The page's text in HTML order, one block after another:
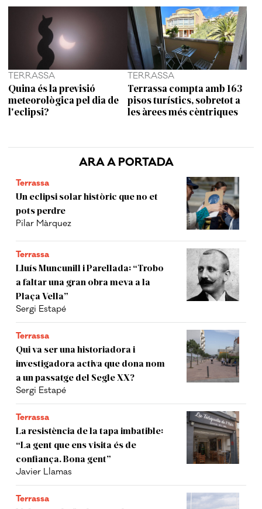
ARA A PORTADA
Terrassa
Un eclipsi solar històric que no et
pots perdre
Pilar Màrquez
Terrassa
Lluís Muncunill i Parellada: “Trobo
a faltar una gran obra meva a la
Plaça Vella”
Sergi Estapé
Terrassa
Qui va ser una historiadora i
investigadora activa que dona nom
a un passatge del Segle XX?
Sergi Estapé
Terrassa
La resistència de la tapa imbatible:
“La gent que ens visita és de
confiança. Bona gent”
Javier Llamas
Terrassa
TERRASSA
Quina és la previsió
meteorològica pel dia de
l'eclipsi?
TERRASSA
Terrassa compta amb 163
pisos turístics, sobretot a
les àrees més cèntriques